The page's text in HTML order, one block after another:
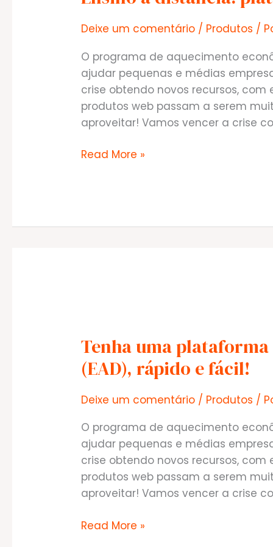
Deixe um comentário / Produtos /
O programa de aquecimento
ajudar pequenas e médias
crise obtendo novos recursos, com
produtos web passam a serem
aproveitar! Vamos vencer a crise
Ensino
Read More »
Tenha uma
(EAD), rápido e fácil!
Deixe um comentário / Produtos /
O programa de aquecimento
ajudar pequenas e médias
crise obtendo novos recursos, com
produtos web passam a serem
aproveitar! Vamos vencer a crise
Tenha
Read More »